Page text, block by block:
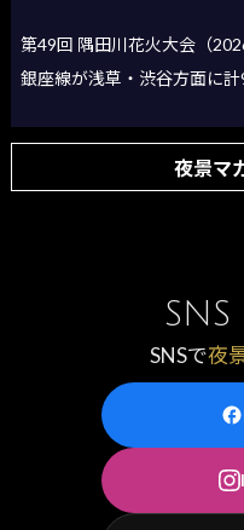
第49回 隅田川花火大会（
銀座線が浅草・渋谷方面に計
夜景マ
SNSで夜